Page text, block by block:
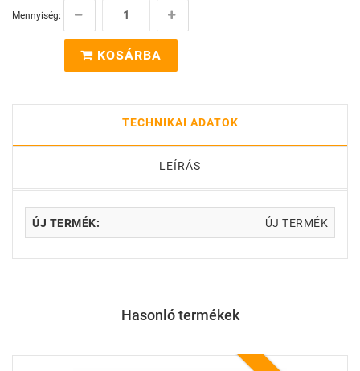
Mennyiség:
KOSÁRBA
TECHNIKAI ADATOK
LEÍRÁS
ÚJ TERMÉK: ÚJ TERMÉK
Hasonló termékek